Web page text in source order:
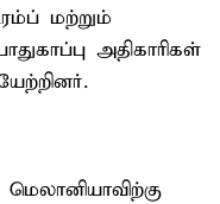
மற்றும்
அதிகாரிகள்